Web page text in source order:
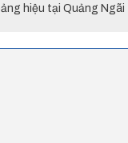
hiệu tại Quảng